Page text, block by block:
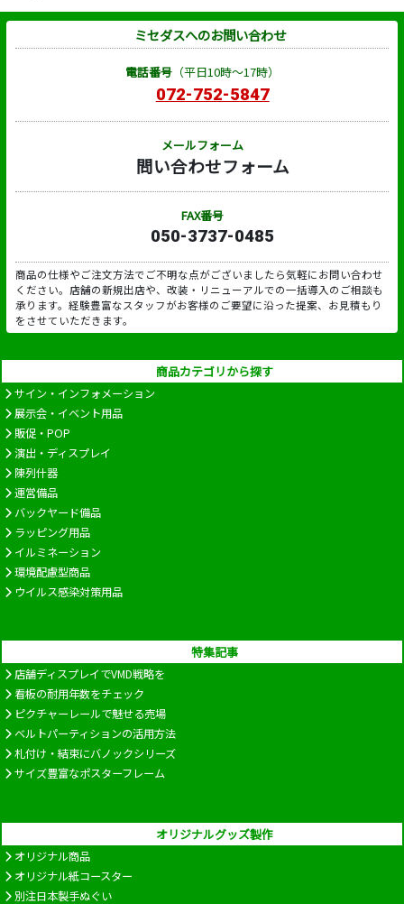
ミセダスへのお問い合わせ
電話番号（平日10時～17時）
072-752-5847
メールフォーム
問い合わせフォーム
FAX番号
050-3737-0485
商品の仕様やご注文方法でご不明な点がございましたら気軽にお問い合わせ
ください。店舗の新規出店や、改装・リニューアルでの一括導入のご相談も
承ります。経験豊富なスタッフがお客様のご要望に沿った提案、お見積もり
をさせていただきます。
商品カテゴリから探す
サイン・インフォメーション
展示会・イベント用品
販促・POP
演出・ディスプレイ
陳列什器
運営備品
バックヤード備品
ラッピング用品
イルミネーション
環境配慮型商品
ウイルス感染対策用品
特集記事
店舗ディスプレイでVMD戦略を
看板の耐用年数をチェック
ピクチャーレールで魅せる売場
ベルトパーティションの活用方法
札付け・結束にバノックシリーズ
サイズ豊富なポスターフレーム
オリジナルグッズ製作
オリジナル商品
オリジナル紙コースター
別注日本製手ぬぐい